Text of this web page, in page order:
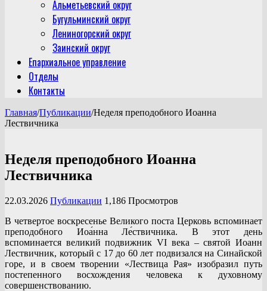
Альметьевский округ
Бугульминский округ
Лениногорский округ
Заинский округ
Епархиальное управление
Отделы
Контакты
Главная/Публикации/Неделя преподобного Иоанна
Лествичника
Неделя преподобного Иоанна
Лествичника
22.03.2026 Публикации 1,186 Просмотров
В четвертое воскресенье Великого поста Церковь вспоминает
преподобного Иоа́нна Ле́ствичника. В этот день
вспоминается великий подвижник VI века – святой Иоанн
Лествичник, который с 17 до 60 лет подвизался на Синайской
горе, и в своем творении «Лествица Рая» изобразил путь
постепенного восхождения человека к духовному
совершенствованию.